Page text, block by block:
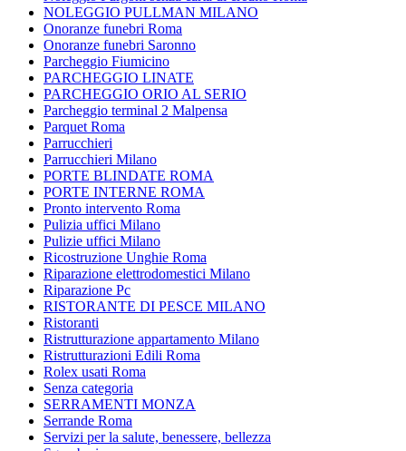
NOLEGGIO PULLMAN MILANO
Onoranze funebri Roma
Onoranze funebri Saronno
Parcheggio Fiumicino
PARCHEGGIO LINATE
PARCHEGGIO ORIO AL SERIO
Parcheggio terminal 2 Malpensa
Parquet Roma
Parrucchieri
Parrucchieri Milano
PORTE BLINDATE ROMA
PORTE INTERNE ROMA
Pronto intervento Roma
Pulizia uffici Milano
Pulizie uffici Milano
Ricostruzione Unghie Roma
Riparazione elettrodomestici Milano
Riparazione Pc
RISTORANTE DI PESCE MILANO
Ristoranti
Ristrutturazione appartamento Milano
Ristrutturazioni Edili Roma
Rolex usati Roma
Senza categoria
SERRAMENTI MONZA
Serrande Roma
Servizi per la salute, benessere, bellezza